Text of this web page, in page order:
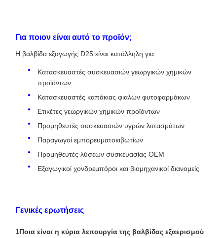
Για ποιον είναι αυτό το προϊόν;
Η βαλβίδα εξαγωγής D25 είναι κατάλληλη για:
Κατασκευαστές συσκευασιών γεωργικών χημικών
προϊόντων
Κατασκευαστές καπάκιας φιαλών φυτοφαρμάκων
Ετικέτες γεωργικών χημικών προϊόντων
Προμηθευτές συσκευασιών υγρών λιπασμάτων
Παραγωγοί εμπορευματοκιβωτίων
Προμηθευτές λύσεων συσκευασίας OEM
Εξαγωγικοί χονδρεμπόροι και βιομηχανικοί διανομείς
Γενικές ερωτήσεις
1Ποια είναι η κύρια λειτουργία της βαλβίδας εξαερισμού